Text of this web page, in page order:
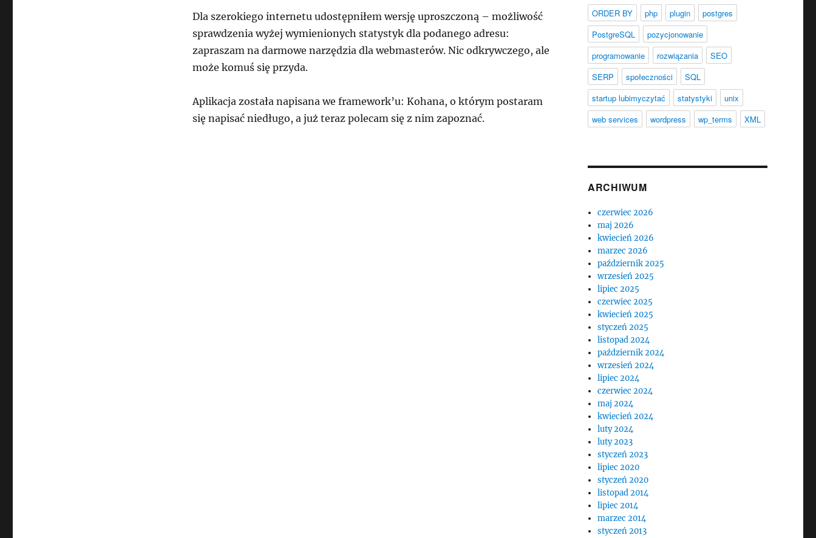
Dla szerokiego internetu udostępniłem wersję uproszczoną – możliwość
sprawdzenia wyżej wymienionych statystyk dla podanego adresu:
zapraszam na darmowe narzędzia dla webmasterów. Nic odkrywczego, ale
może komuś się przyda.
Aplikacja została napisana we framework’u: Kohana, o którym postaram
się napisać niedługo, a już teraz polecam się z nim zapoznać.
ORDER BY
php plugin
postgres
PostgreSQL
pozycjonowanie
programowanie
rozwiązania
SEO
SERP
społeczności
SQL
startup lubimyczytać
statystyki
unix
web services
wordpress wp_terms XML
ARCHIWUM
czerwiec 2026
maj 2026
kwiecień 2026
marzec 2026
październik 2025
wrzesień 2025
lipiec 2025
czerwiec 2025
kwiecień 2025
styczeń 2025
listopad 2024
październik 2024
wrzesień 2024
lipiec 2024
czerwiec 2024
maj 2024
kwiecień 2024
luty 2024
luty 2023
styczeń 2023
lipiec 2020
styczeń 2020
listopad 2014
lipiec 2014
marzec 2014
styczeń 2013